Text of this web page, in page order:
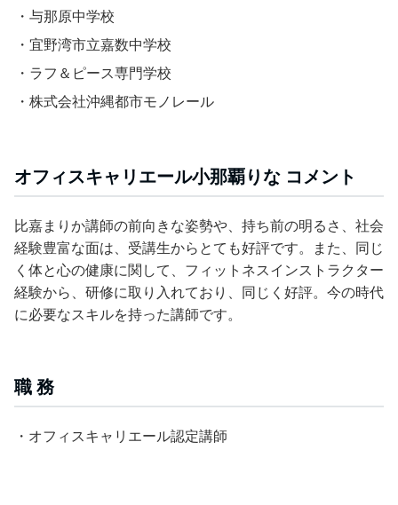
・与那原中学校
・宜野湾市立嘉数中学校
・ラフ＆ピース専門学校
・株式会社沖縄都市モノレール
オフィスキャリエール小那覇りな コメント
比嘉まりか講師の前向きな姿勢や、持ち前の明るさ、社会
経験豊富な面は、受講生からとても好評です。また、同じ
く体と心の健康に関して、フィットネスインストラクター
経験から、研修に取り入れており、同じく好評。今の時代
に必要なスキルを持った講師です。
職 務
・オフィスキャリエール認定講師